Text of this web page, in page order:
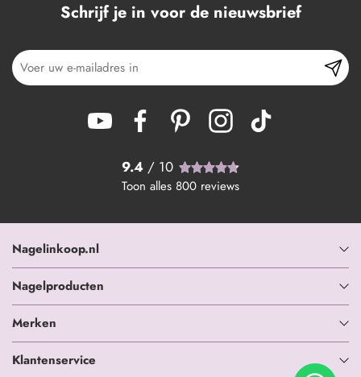
Schrijf je in voor de nieuwsbrief
9.4 / 10
Toon alles 800 reviews
Nagelinkoop.nl
Nagelproducten
Merken
Klantenservice